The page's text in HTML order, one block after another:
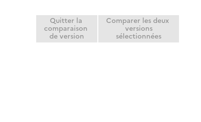
Quitter la
comparaison
de version
Comparer les deux
versions
sélectionnées